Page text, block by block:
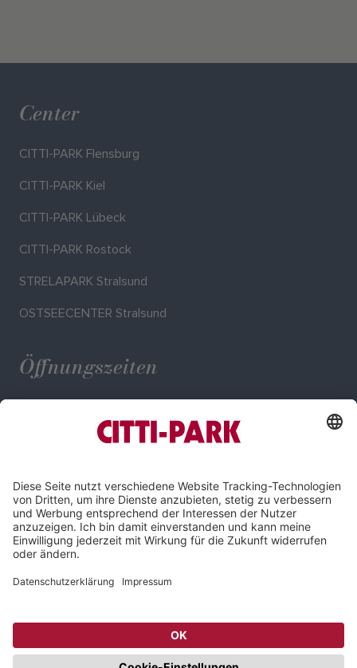
Center
CITTI-PARK Flensburg
CITTI-PARK Kiel
CITTI-PARK Lübeck
CITTI-PARK Rostock
STRELAPARK Stralsund
OSTSEECENTER Stralsund
Öffnungszeiten
Impressum
Datenschutz
Cookie-Einstellungen